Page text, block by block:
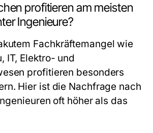
profitieren am meisten
Ingenieure?
Fachkräftemangel wie
IT, Elektro- und
profitieren besonders
Hier ist die Nachfrage nach
oft höher als das